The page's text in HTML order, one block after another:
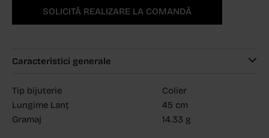
SOLICITĂ REALIZARE LA COMANDĂ
Caracteristici generale
Tip bijuterie
Colier
Lungime Lanț
45 cm
Gramaj
14.33 g